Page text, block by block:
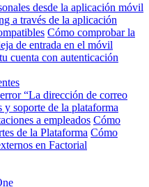
desde la aplicación móvil
a través de la aplicación
Cómo comprobar la
de entrada en el móvil
cuenta con autenticación
“La dirección de correo
y soporte de la plataforma
a empleados Cómo
de la Plataforma Cómo
en Factorial